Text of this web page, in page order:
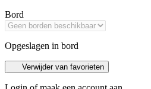
Bord
Opgeslagen in bord
Verwijder van favorieten